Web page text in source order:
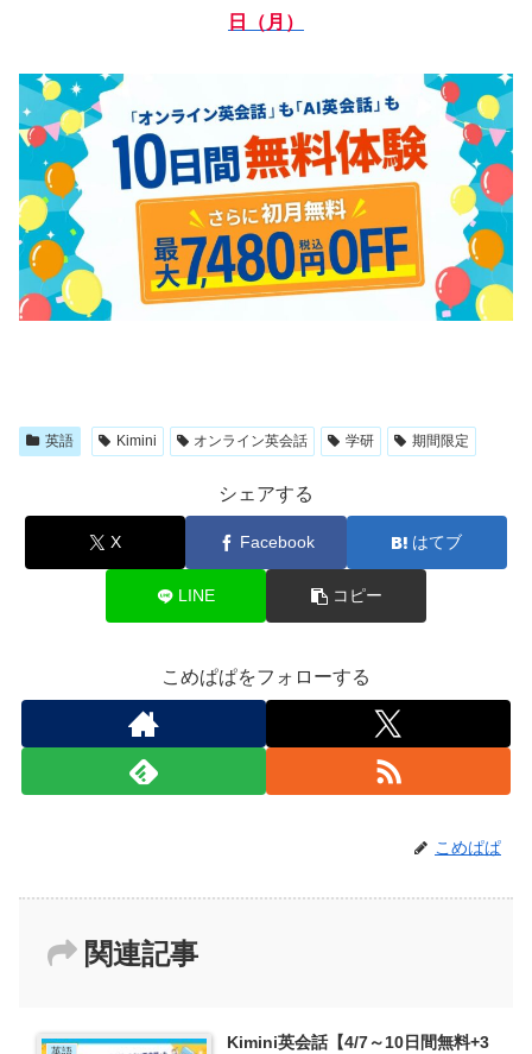
日（月）
英語 Kimini オンライン英会話 学研 期間限定
シェアする
X Facebook はてブ
LINE コピー
こめぱぱをフォローする
こめぱぱ
関連記事
英語
Kimini英会話【4/7～10日間無料+3